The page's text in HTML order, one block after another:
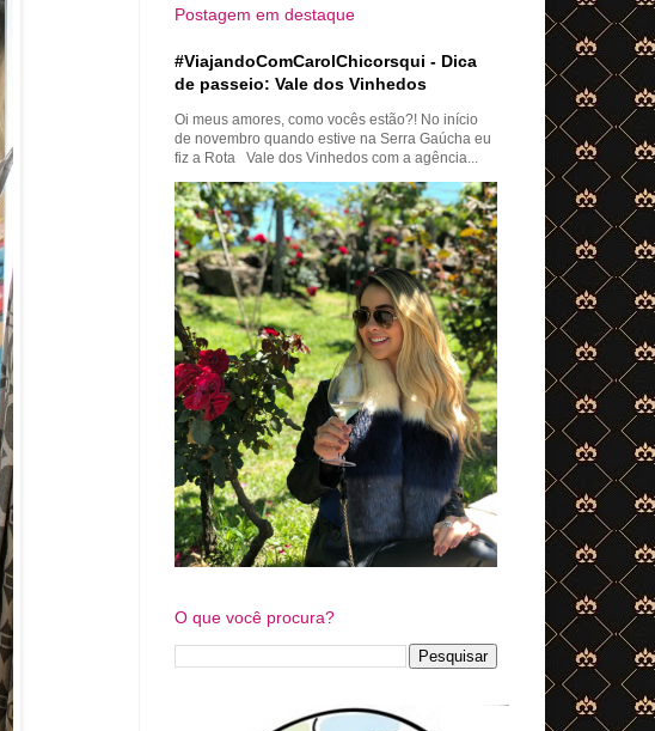
Postagem em destaque
#ViajandoComCarolChicorsqui - Dica
de passeio: Vale dos Vinhedos
Oi meus amores, como vocês estão?! No início
de novembro quando estive na Serra Gaúcha eu
fiz a Rota Vale dos Vinhedos com a agência...
O que você procura?